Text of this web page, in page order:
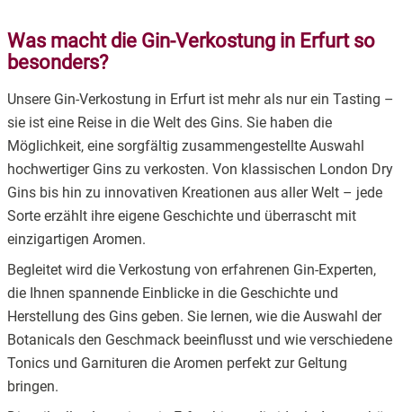
Was macht die Gin-Verkostung in Erfurt so
besonders?
Unsere Gin-Verkostung in Erfurt ist mehr als nur ein Tasting –
sie ist eine Reise in die Welt des Gins. Sie haben die
Möglichkeit, eine sorgfältig zusammengestellte Auswahl
hochwertiger Gins zu verkosten. Von klassischen London Dry
Gins bis hin zu innovativen Kreationen aus aller Welt – jede
Sorte erzählt ihre eigene Geschichte und überrascht mit
einzigartigen Aromen.
Begleitet wird die Verkostung von erfahrenen Gin-Experten,
die Ihnen spannende Einblicke in die Geschichte und
Herstellung des Gins geben. Sie lernen, wie die Auswahl der
Botanicals den Geschmack beeinflusst und wie verschiedene
Tonics und Garnituren die Aromen perfekt zur Geltung
bringen.